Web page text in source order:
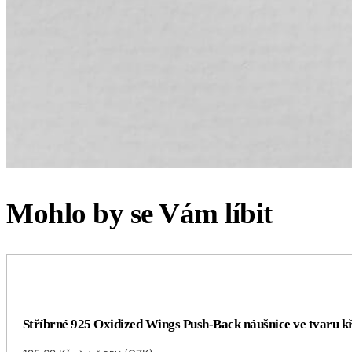
Mohlo by se Vám líbit
Stříbrné 925 Oxidized Wings Push-Back náušnice ve tvaru